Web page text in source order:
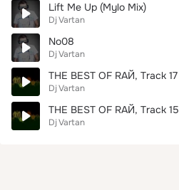
Lift Me Up (Mylo Mix)
Dj Vartan
No08
Dj Vartan
THE BEST OF RАЙ, Track 17
Dj Vartan
THE BEST OF RАЙ, Track 15
Dj Vartan